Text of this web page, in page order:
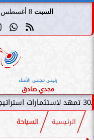
السبت 8 أغسطس 2026
رئيس مجلس الأمناء
مجدي صادق
الرئيسية السياحة